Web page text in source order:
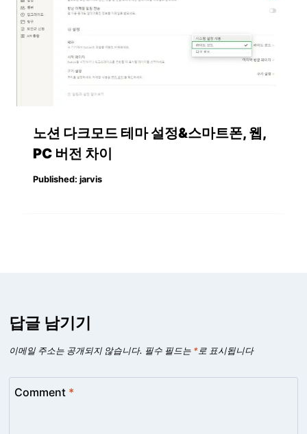
노션 다크모드 테마 설정&스마트폰, 웹,
PC 버전 차이
Published: jarvis
답글 남기기
이메일 주소는 공개되지 않습니다. 필수 필드는 *로 표시됩니다
Comment *